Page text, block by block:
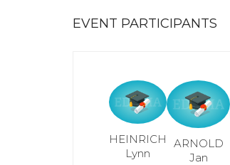
EVENT PARTICIPANTS
HEINRICH
Lynn
ARNOLD
Jan